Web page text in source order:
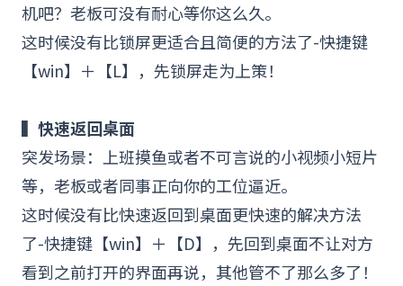
机吧？老板可没有耐心等你这么久。
这时候没有比锁屏更适合且简便的方法了-快捷键
【win】＋【L】，先锁屏走为上策！
▍快速返回桌面
突发场景：上班摸鱼或者不可言说的小视频小短片
等，老板或者同事正向你的工位逼近。
这时候没有比快速返回到桌面更快速的解决方法
了-快捷键【win】＋【D】，先回到桌面不让对方
看到之前打开的界面再说，其他管不了那么多了！